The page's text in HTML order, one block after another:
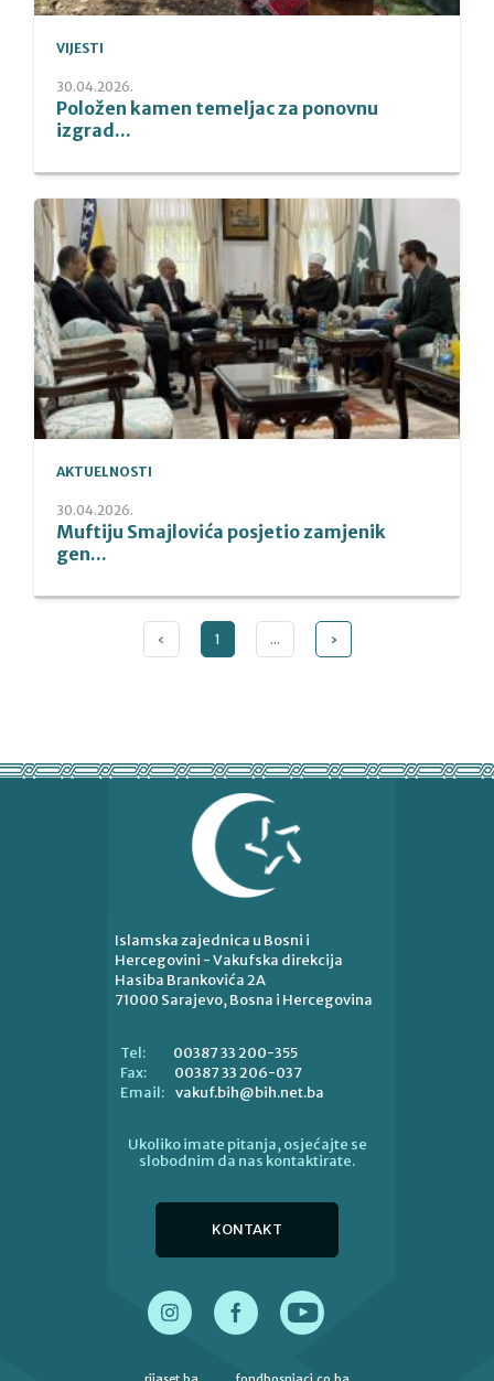
VIJESTI
30.04.2026.
Položen kamen temeljac za ponovnu
izgrad...
AKTUELNOSTI
30.04.2026.
Muftiju Smajlovića posjetio zamjenik
gen...
‹ 1 ... ›
Islamska zajednica u Bosni i
Hercegovini - Vakufska direkcija
Hasiba Brankovića 2A
71000 Sarajevo, Bosna i Hercegovina
Tel:
00387 33 200-355
Fax:
00387 33 206-037
Email: vakuf.bih@bih.net.ba
Ukoliko imate pitanja, osjećajte se
slobodnim da nas kontaktirate.
KONTAKT